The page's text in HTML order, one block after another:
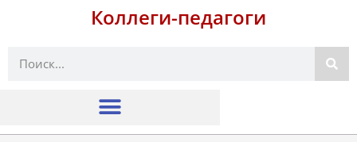
Коллеги-педагоги
Поиск